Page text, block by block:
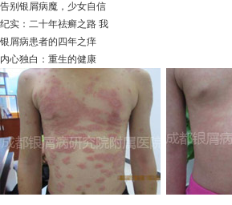
告别银屑病魔，少女自信
纪实：二十年祛癣之路 我
银屑病患者的四年之痒
内心独白：重生的健康